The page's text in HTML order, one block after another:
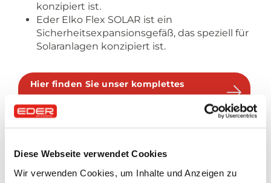
Diese Webseite verwendet Cookies
Wir verwenden Cookies, um Inhalte und Anzeigen zu
konzipiert ist.
Eder Elko Flex SOLAR ist ein
Sicherheitsexpansionsgefäß, das speziell für
Solaranlagen konzipiert ist.
Hier finden Sie unser komplettes
Expansionsautomaten